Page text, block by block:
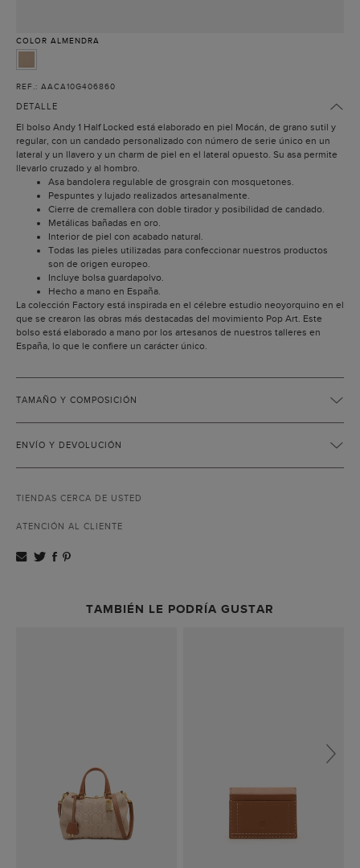
COLOR ALMENDRA
REF.: AACA10G406860
DETALLE
El bolso Andy 1 Half Locked está elaborado en piel Mocán, de grano sutil y
regular, con un candado personalizado con número de serie único en un
lateral y un llavero y un charm de piel en el lateral opuesto. Su asa permite
llevarlo cruzado y al hombro.
Asa bandolera regulable de grosgrain con mosquetones.
Pespuntes y lujado realizados artesanalmente.
Cierre de cremallera con doble tirador y posibilidad de candado.
Metálicas bañadas en oro.
Interior de piel con acabado natural.
Todas las pieles utilizadas para confeccionar nuestros productos
son de origen europeo.
Incluye bolsa guardapolvo.
Hecho a mano en España.
La colección Factory está inspirada en el célebre estudio neoyorquino en el
que se crearon las obras más destacadas del movimiento Pop Art. Este
bolso está elaborado a mano por los artesanos de nuestros talleres en
España, lo que le confiere un carácter único.
TAMAÑO Y COMPOSICIÓN
ENVÍO Y DEVOLUCIÓN
TIENDAS CERCA DE USTED
ATENCIÓN AL CLIENTE
TAMBIÉN LE PODRÍA GUSTAR